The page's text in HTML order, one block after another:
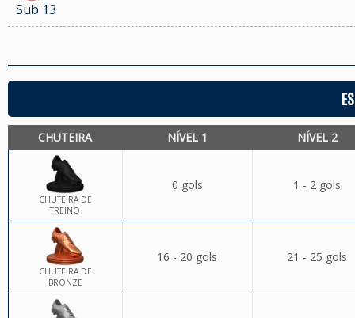
Sub 13
CHUTEIRA NÍVEL 1 NÍVEL 2
CHUTEIRA DE
TREINO
0 gols 1 - 2 gols
CHUTEIRA DE
BRONZE
16 - 20 gols 21 - 25 gols